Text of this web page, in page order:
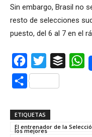
Sin embargo, Brasil no
resto de selecciones
puesto, del 6 al 7 en el
Facebook
Twitter Buffer
Compartir
ETIQUETAS
El entrenador de la
los mejores